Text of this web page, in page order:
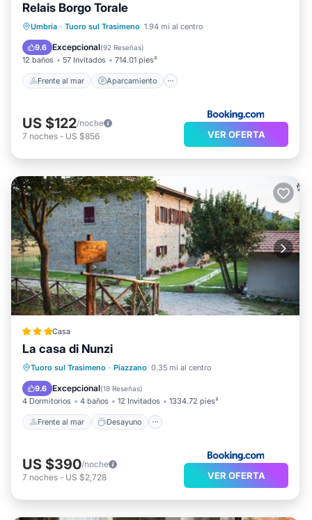
Relais Borgo Torale
Umbria · Tuoro sul Trasimeno 1.94 mi al centro
9.6 Excepcional(92 Reseñas)
12 baños 57 Invitados 714.01 pies²
Frente al mar Aparcamiento
Frente al mar Aparcamiento
Vista al mar
US $122/noche
7 noches - US $856 VER OFERTA
Casa
La casa di Nunzi
Tuoro sul Trasimeno · Piazzano 0.35 mi al centro
9.6 Excepcional(18 Reseñas)
4 Dormitorios 4 baños 12 Invitados 1334.72 pies²
Frente al mar Desayuno
Frente al mar
Desayuno
Aparcamiento
US $390/noche
7 noches - US $2,728 VER OFERTA